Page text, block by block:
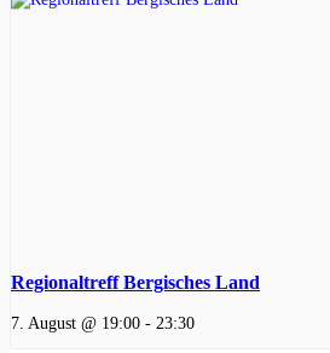
Regionaltreff Bergisches Land
7. August @ 19:00 - 23:30